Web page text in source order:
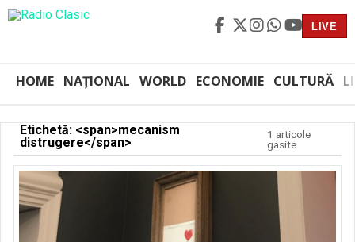
LIVE
HOME NAȚIONAL WORLD ECONOMIE CULTURĂ
Etichetă: <span>mecanism
distrugere</span>
1 articole
gasite